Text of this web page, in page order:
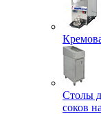
Столы
соков